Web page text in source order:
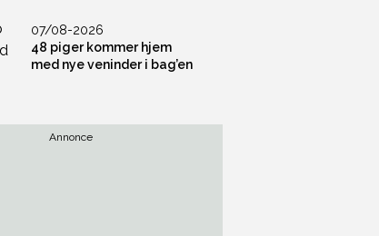
07/08-2026
48 piger kommer hjem
med nye veninder i bag’en
Annonce